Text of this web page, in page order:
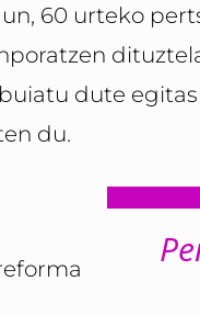
60 urteko
dute
du.